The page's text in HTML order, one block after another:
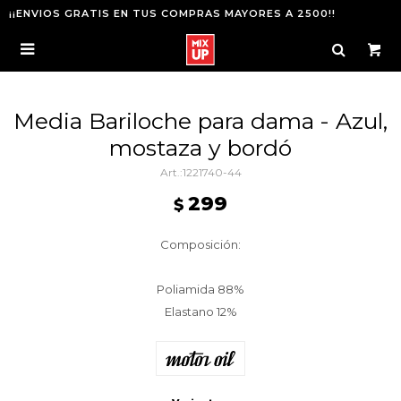
¡¡ENVIOS GRATIS EN TUS COMPRAS MAYORES A 2500!!

Media Bariloche para dama - Azul,
mostaza y bordó
1221740-44
$ 299
Composición:
Poliamida 88%
Elastano 12%